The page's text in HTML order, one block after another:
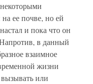
ее почве, но ей
и пока что он
в данный
взаимное
жизни
или